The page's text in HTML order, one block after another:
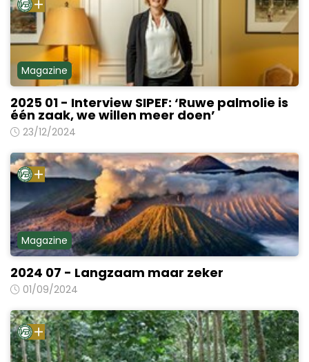
Magazine
2025 01 - Interview SIPEF: ‘Ruwe palmolie is
één zaak, we willen meer doen’
23/12/2024
Magazine
2024 07 - Langzaam maar zeker
01/09/2024